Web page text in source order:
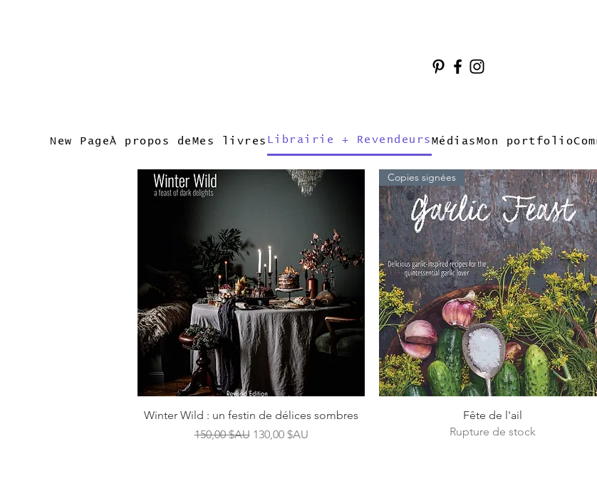
New PageÀ propos de Mes livres Librairie + Revendeurs Médias Mon portfolio
Aperçu rapide
Winter Wild : un festin de délices sombres
Prix original
150,00 $AU Prix promotionnel
130,00 $AU
Aperçu rapide
Copies signées
Fête de l'ail
Rupture de stock